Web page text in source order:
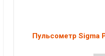
Пульсометр Sigma